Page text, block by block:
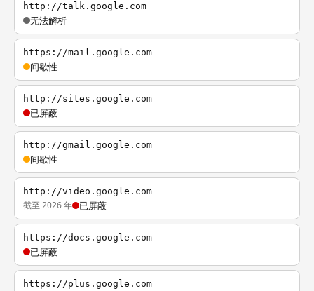
http://talk.google.com
无法解析
https://mail.google.com
间歇性
http://sites.google.com
已屏蔽
http://gmail.google.com
间歇性
http://video.google.com
截至 2026 年 已屏蔽
https://docs.google.com
已屏蔽
https://plus.google.com